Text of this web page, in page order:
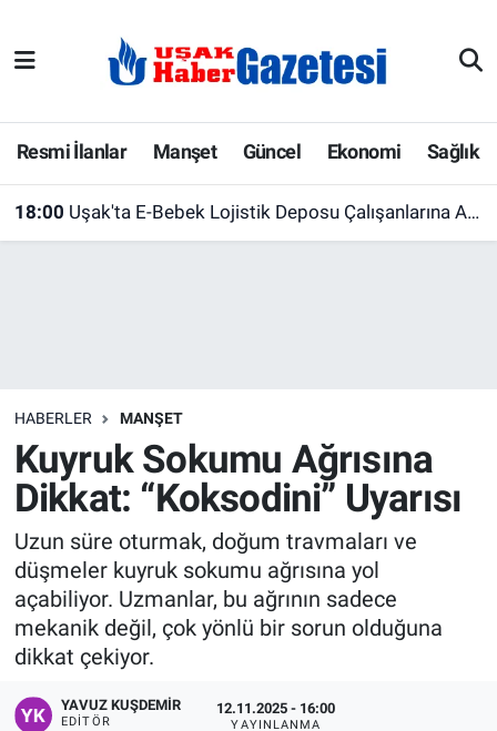
Resmi İlanlar Manşet Güncel Ekonomi Sağlık
18:00 Uşak'ta E-Bebek Lojistik Deposu Çalışanlarına AFAD'dan Afet Farkındalık Eğitimi
HABERLER MANŞET
Kuyruk Sokumu Ağrısına
Dikkat: “Koksodini” Uyarısı
Uzun süre oturmak, doğum travmaları ve
düşmeler kuyruk sokumu ağrısına yol
açabiliyor. Uzmanlar, bu ağrının sadece
mekanik değil, çok yönlü bir sorun olduğuna
dikkat çekiyor.
YAVUZ KUŞDEMIR
EDITÖR
12.11.2025 - 16:00
YAYINLANMA
E-Gazete
Ekonomi
Köşe Yazarları
Kültür Sanat
Manşet
Resmi İlanlar
Sağlık
Son Dakika
Uşak Hava Durumu
Uşak Trafik Yoğunluk Haritası